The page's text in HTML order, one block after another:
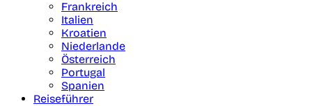
Frankreich
Italien
Kroatien
Niederlande
Österreich
Portugal
Spanien
Reiseführer